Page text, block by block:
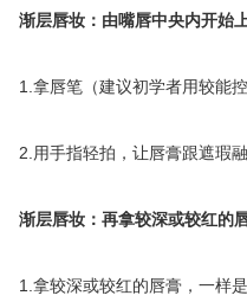
渐层唇妆：由嘴唇中央内开始
1.拿唇笔（建议初学者用较能
2.用手指轻拍，让唇膏跟遮瑕融
渐层唇妆：再拿较深或较红的
1.拿较深或较红的唇膏，一样